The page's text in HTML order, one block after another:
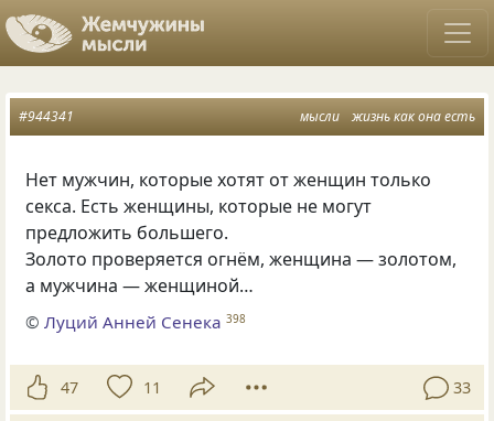
мысли жизнь как она есть
#944341
Нет мужчин, которые хотят от женщин только
секса. Есть женщины, которые не могут
предложить большего.
Золото проверяется огнём, женщина — золотом,
а мужчина — женщиной…
©Луций Анней Сенека 398
47 11 33